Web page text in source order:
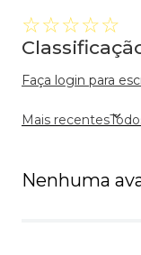
☆☆☆☆☆
Faça login para
Mais recentes
Nenhuma